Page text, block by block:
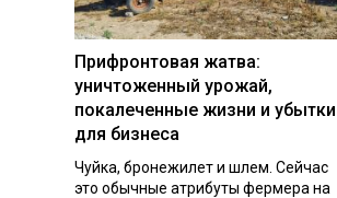
Прифронтовая жатва:
уничтоженный урожай,
покалеченные жизни и убытки
для бизнеса
Чуйка, бронежилет и шлем. Сейчас
это обычные атрибуты фермера на